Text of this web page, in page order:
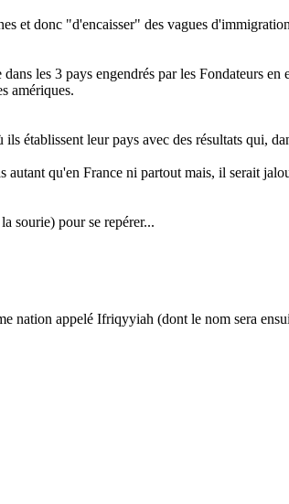
et donc "d'encaisser" des vagues
les 3 pays engendrés par les Fondateurs
amériques.
établissent leur pays avec des résultats qui,
qu'en France ni partout mais, il serait
sourie) pour se repérer...
nation appelé Ifriqyyiah (dont le nom sera